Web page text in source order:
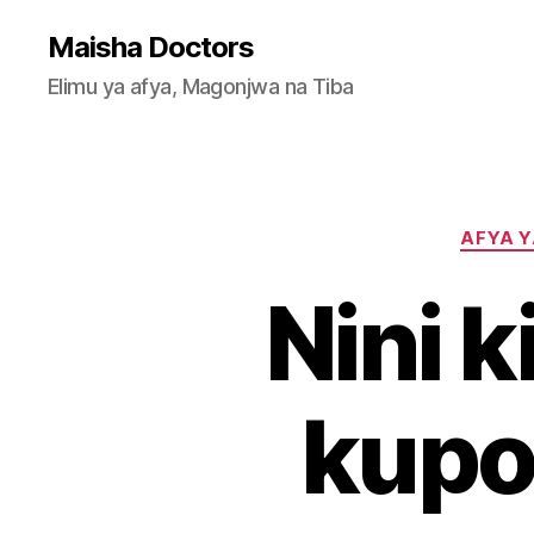
Maisha Doctors
Elimu ya afya, Magonjwa na Tiba
AFYA
Nini